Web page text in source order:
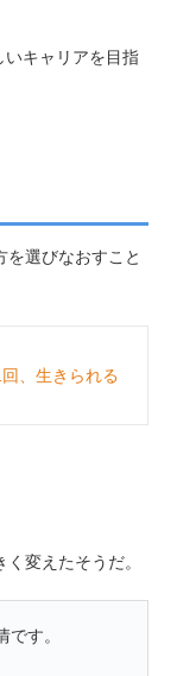
いキャリアを目指
選びなおすこと
、生きられる
変えたそうだ。
す。